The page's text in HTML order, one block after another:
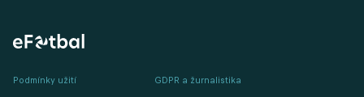
Podmínky užití GDPR a žurnalistika